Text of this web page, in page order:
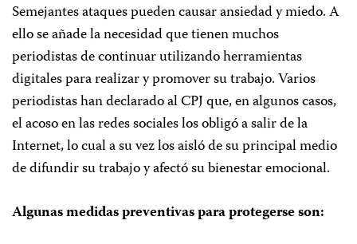
Semejantes ataques pueden causar ansiedad y miedo. A
ello se añade la necesidad que tienen muchos
periodistas de continuar utilizando herramientas
digitales para realizar y promover su trabajo. Varios
periodistas han declarado al CPJ que, en algunos casos,
el acoso en las redes sociales los obligó a salir de la
Internet, lo cual a su vez los aisló de su principal medio
de difundir su trabajo y afectó su bienestar emocional.
Algunas medidas preventivas para protegerse son: